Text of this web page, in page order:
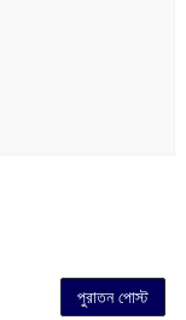
পুরাতন পোস্ট